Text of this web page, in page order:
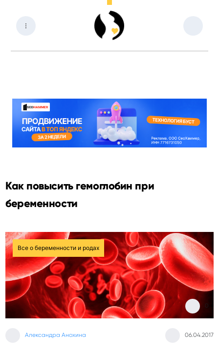
Как повысить гемоглобин при
беременности
Все о беременности и родах
Александра Анохина 06.04.2017
0